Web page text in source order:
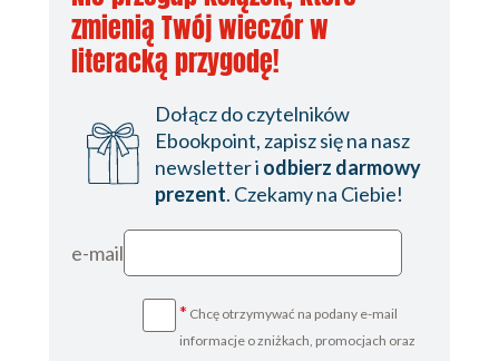
zmienią Twój wieczór w
literacką przygodę!
Dołącz do czytelników
Ebookpoint, zapisz się na nasz
newsletter i odbierz darmowy
prezent. Czekamy na Ciebie!
e-mail
* Chcę otrzymywać na podany e-mail
informacje o zniżkach, promocjach oraz